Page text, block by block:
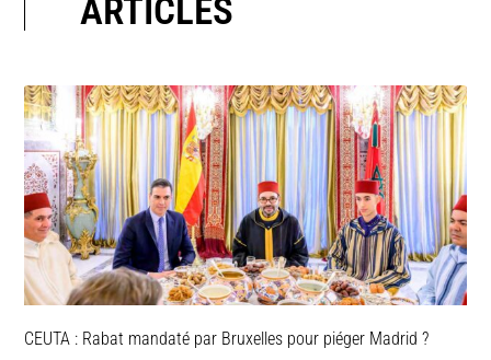
ARTICLES
CEUTA : Rabat mandaté par Bruxelles pour piéger Madrid ?